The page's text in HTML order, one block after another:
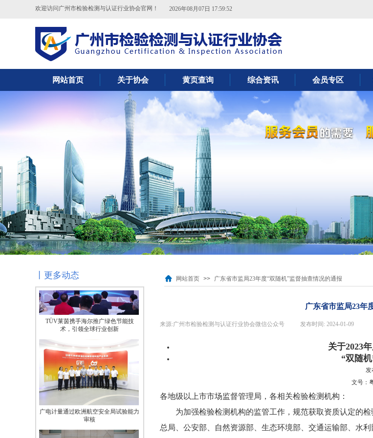
网站首页 关于协会 黄页查询 综合资讯 会员专区
欢迎访问广州市检验检测与认证行业协会官网！ 2026年08月07日 17:59:52
丨更多动态 网站首页 >> 广东省市监局23年度“双随机”监督抽查情况的通报
我会组织会员单位参观金域医学检验中
中科检测顺利通过CMA资质扩项现场
协会致力服务会员 促进行业协调发展
TÜV莱茵携手海尔推广绿色节能技
术，引领全球行业创新
广电计量通过欧洲航空安全局试验能力
审核
广东省市监局23年
来源:广州市检验检测与认证行业协会微信公众号 发布时间: 2024-01-09
关于2023
“双随
发
文号：
各地级以上市市场监督管理局，各相关检验检测机构：
为加强检验检测机构的监管工作，规范获取资质认定的
总局、公安部、自然资源部、生态环境部、交通运输部、水